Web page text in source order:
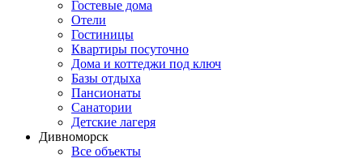
Гостевые дома
Отели
Гостиницы
Квартиры посуточно
Дома и коттеджи под ключ
Базы отдыха
Пансионаты
Санатории
Детские лагеря
Дивноморск
Все объекты